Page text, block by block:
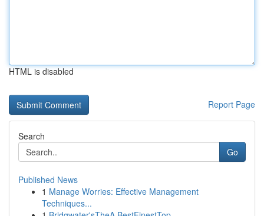
HTML is disabled
Report Page
Search
Go
Published News
1 Manage Worries: Effective Management
Techniques...